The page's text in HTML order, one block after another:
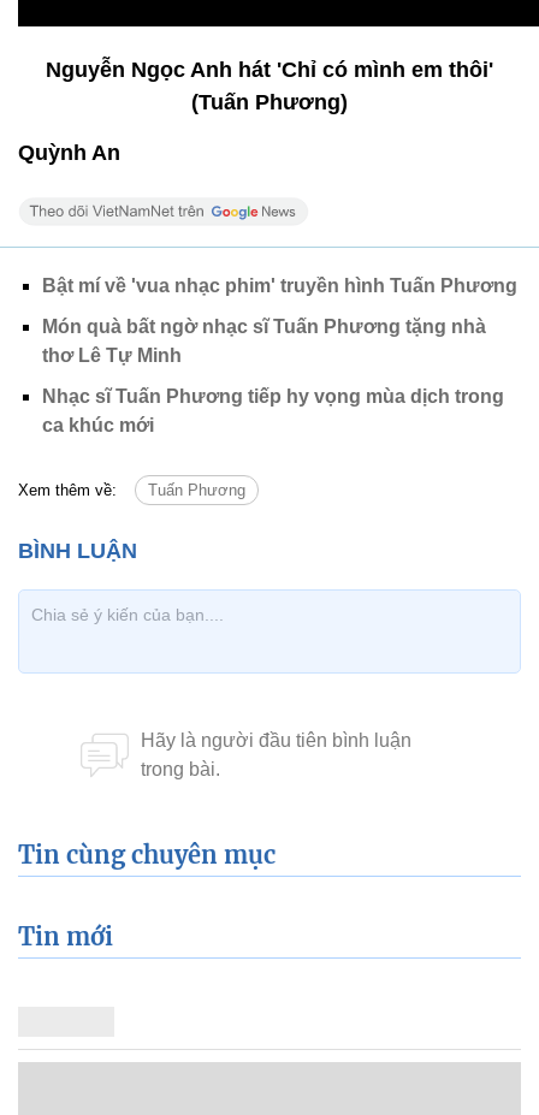
Nguyễn Ngọc Anh hát 'Chỉ có mình em thôi'
(Tuấn Phương)
Quỳnh An
Bật mí về 'vua nhạc phim' truyền hình Tuấn Phương
Món quà bất ngờ nhạc sĩ Tuấn Phương tặng nhà
thơ Lê Tự Minh
Nhạc sĩ Tuấn Phương tiếp hy vọng mùa dịch trong
ca khúc mới
Xem thêm về: Tuấn Phương
Tin cùng chuyên mục
Tin mới